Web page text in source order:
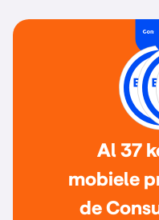
Al 37
mobiele
de